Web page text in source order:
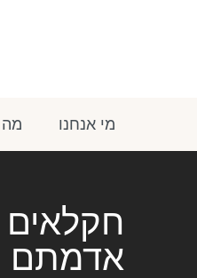
מי אנחנו מה
חקלאים
אדמתם